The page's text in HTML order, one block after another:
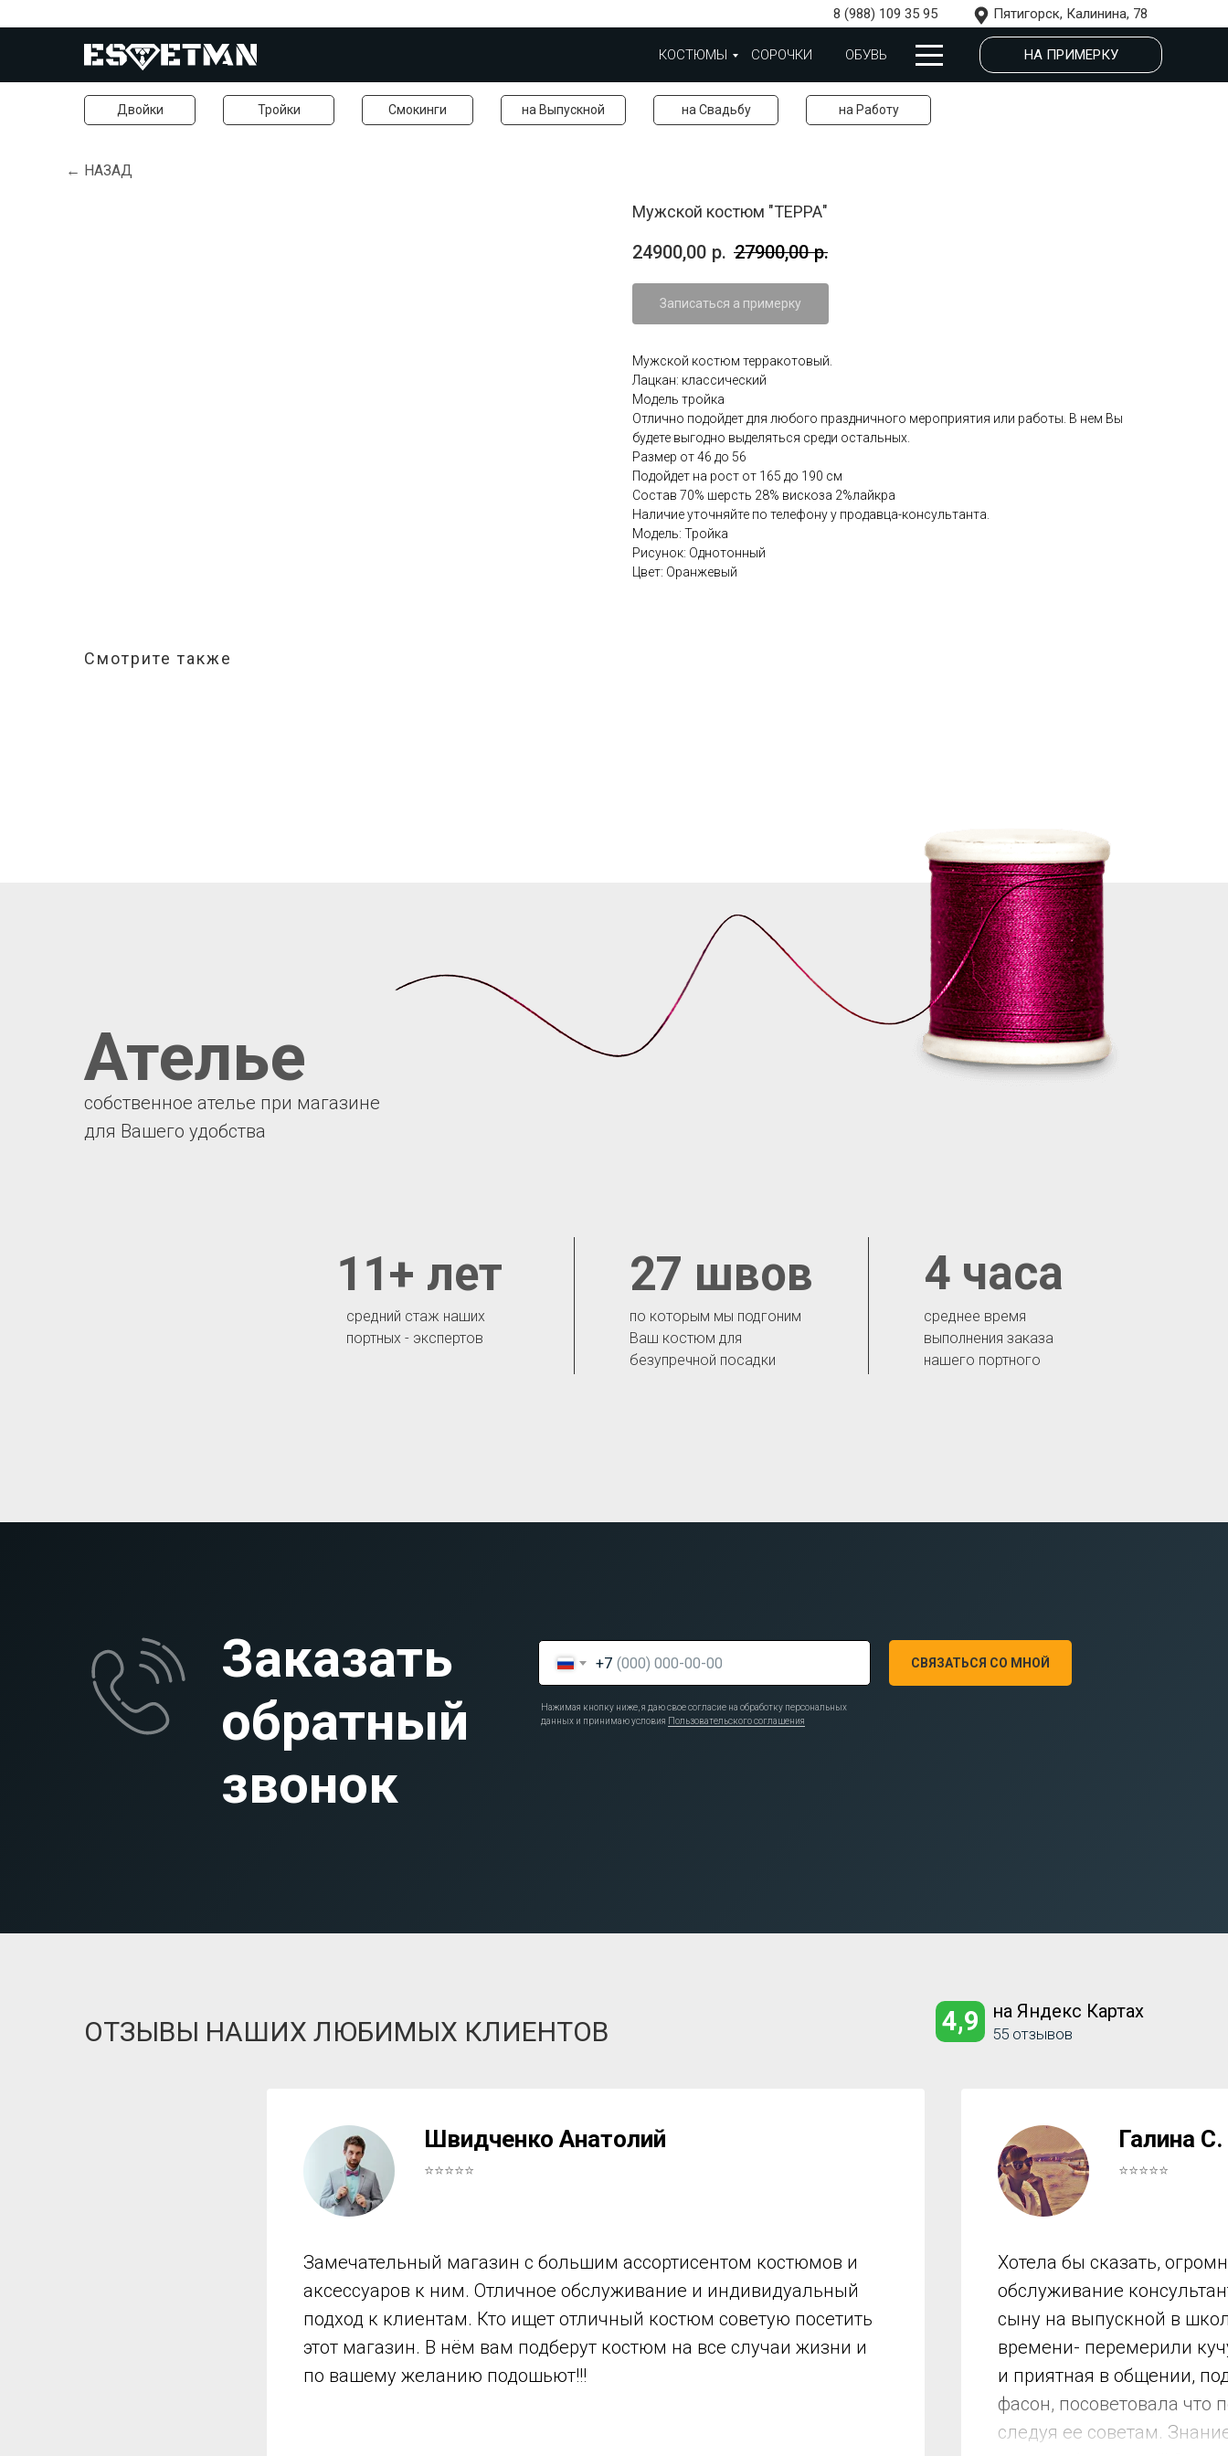
8 (988) 109 35 95 Пятигорск, Калинина, 78
КОСТЮМЫ СОРОЧКИ ОБУВЬ НА ПРИМЕРКУ
Двойки Тройки Смокинги на Выпускной на Свадьбу на Работу
← НАЗАД
Мужской костюм "ТЕРРА"
24900,00 р. 27900,00 р.
Записаться а примерку
Мужской костюм терракотовый.
Лацкан: классический
Модель тройка
Отлично подойдет для любого праздничного мероприятия или работы. В нем Вы
будете выгодно выделяться среди остальных.
Размер от 46 до 56
Подойдет на рост от 165 до 190 см
Состав 70% шерсть 28% вискоза 2%лайкра
Наличие уточняйте по телефону у продавца-консультанта.
Модель: Тройка
Рисунок: Однотонный
Цвет: Оранжевый
Смотрите также
среднее время
выполнения заказа
нашего портного
4 часа
по которым мы подгоним
Ваш костюм для
безупречной посадки
27 швов
средний стаж наших
портных - экспертов
11+ лет
Ателье
собственное ателье при магазине
для Вашего удобства
Заказать
обратный
звонок
+7 СВЯЗАТЬСЯ СО МНОЙ
Нажимая кнопку ниже, я даю свое согласие на обработку персональных
данных и принимаю условия Пользовательского соглашения
55 отзывов
на Яндекс Картах
4,9
ОТЗЫВЫ НАШИХ ЛЮБИМЫХ КЛИЕНТОВ
Швидченко Анатолий
⭐⭐⭐⭐⭐
Замечательный магазин с большим ассортисентом костюмов и
аксессуаров к ним. Отличное обслуживание и индивидуальный
подход к клиентам. Кто ищет отличный костюм советую посетить
этот магазин. В нём вам подберут костюм на все случаи жизни и
по вашему желанию подошьют!!!
Галина С.
⭐⭐⭐⭐⭐
Хотела бы сказать,
обслуживание
сыну на выпускной в
времени- перемерили
и приятная в общении,
фасон, посоветовала что
следуя ее советам.